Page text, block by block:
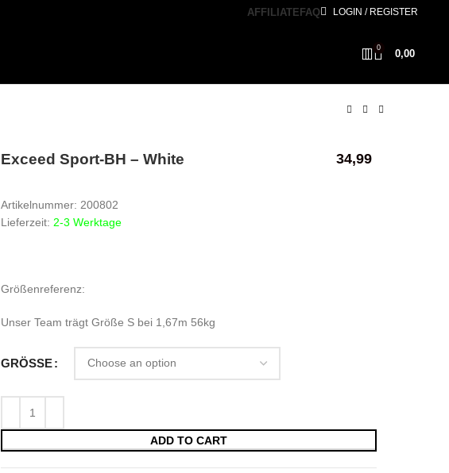
AFFILIATEFAQ LOGIN / REGISTER
0
0,00
Exceed Sport-BH – White 34,99
Artikelnummer: 200802
Lieferzeit: 2-3 Werktage
Größenreferenz:
Unser Team trägt Größe S bei 1,67m 56kg
GRÖSSE
ADD TO CART